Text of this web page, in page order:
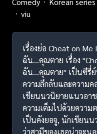
viu
เรื่องย่อ Cheat on Me
ฉัน…คุณตาย เรื่อง
ฉัน...คุณตาย" เป็นซีรี่
ความลึกลับและความค
เขียนนวนิยายแนวอา
ความเต็มไปด้วยความ
เป็นคังยอจู, นักเขียน
ว่าสามีของเธอน่าจะน